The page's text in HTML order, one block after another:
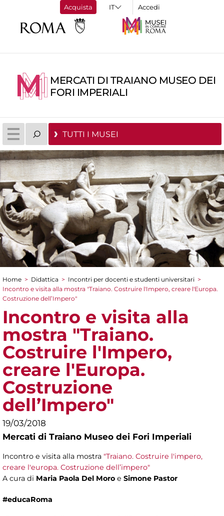
Acquista Accedi
MERCATI DI TRAIANO MUSEO DEI
FORI IMPERIALI
TUTTI I MUSEI
Tu sei qui
Home > Didattica > Incontri per docenti e studenti universitari >
Incontro e visita alla mostra "Traiano. Costruire l'Impero, creare l'Europa.
Costruzione dell’Impero"
Incontro e visita alla
mostra "Traiano.
Costruire l'Impero,
creare l'Europa.
Costruzione
dell’Impero"
19/03/2018
Mercati di Traiano Museo dei Fori Imperiali
Incontro e visita alla mostra "Traiano. Costruire l'impero,
creare l'europa. Costruzione dell’impero"
A cura di Maria Paola Del Moro e Simone Pastor ​
#educaRoma